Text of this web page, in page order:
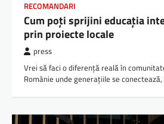
RECOMANDARI
Cum poți sprijini educația
prin proiecte locale
press
Vrei să faci o diferență reală în
Românie unde generațiile se